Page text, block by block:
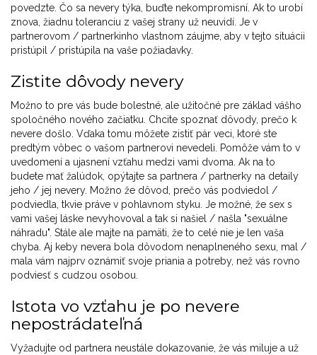
povedzte. Čo sa nevery týka, buďte nekompromisní. Ak to urobí
znova, žiadnu toleranciu z vašej strany už neuvidí. Je v
partnerovom / partnerkinho vlastnom záujme, aby v tejto situácii
pristúpil / pristúpila na vaše požiadavky.
Zistite dôvody nevery
Možno to pre vás bude bolestné, ale užitočné pre základ vášho
spoločného nového začiatku. Chcite spoznať dôvody, prečo k
nevere došlo. Vďaka tomu môžete zistiť pár veci, ktoré ste
predtým vôbec o vašom partnerovi nevedeli. Pomôže vám to v
uvedomení a ujasnení vzťahu medzi vami dvoma. Ak na to
budete mať žalúdok, opýtajte sa partnera / partnerky na detaily
jeho / jej nevery. Možno že dôvod, prečo vás podviedol /
podviedla, tkvie práve v pohlavnom styku. Je možné, že sex s
vami vašej láske nevyhovoval a tak si našiel / našla "sexuálne
náhradu". Stále ale majte na pamäti, že to celé nie je len vaša
chyba. Aj keby nevera bola dôvodom nenaplneného sexu, mal /
mala vám najprv oznámiť svoje priania a potreby, než vás rovno
podviesť s cudzou osobou.
Istota vo vzťahu je po nevere
nepostrádateľná
Vyžadujte od partnera neustále dokazovanie, že vás miluje a už